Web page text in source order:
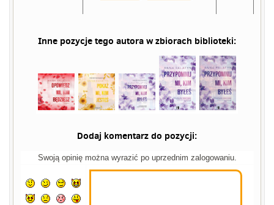
Inne pozycje tego autora w zbiorach biblioteki:
Dodaj komentarz do pozycji:
Swoją opinię można wyrazić po uprzednim zalogowaniu.